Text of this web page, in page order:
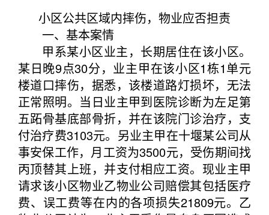
小区公共区域内摔伤，物业应否担责
一、基本案情
甲系某小区业主，长期居住在该小区。
某日晚9点30分，业主甲在该小区1栋1单元
楼道口摔伤，据悉，该楼道路灯损坏，无法
正常照明。当日业主甲到医院诊断为左足第
五跖骨基底部骨折，并在该院门诊治疗，支
付治疗费3103元。另业主甲在十堰某公司从
事安保工作，月工资为3500元，受伤期间找
丙顶替其上班，并支付相应工资。现业主甲
请求该小区物业乙物业公司赔偿其包括医疗
费、误工费等在内的各项损失21809元。乙